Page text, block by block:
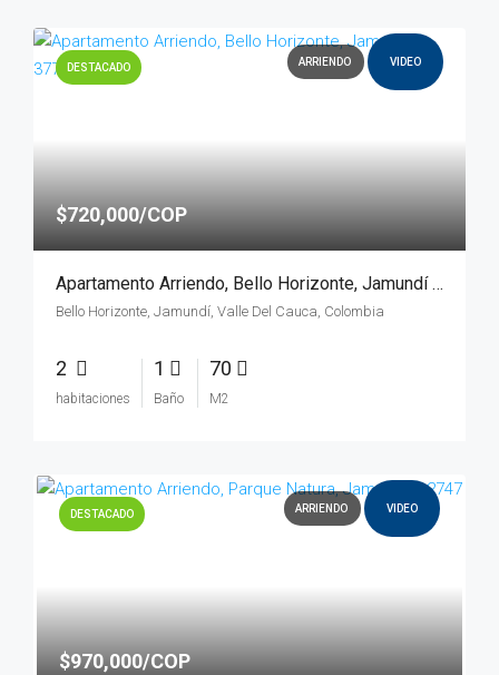
DESTACADO ARRIENDO VIDEO
$720,000/COP
Apartamento Arriendo, Bello Horizonte, Jamundí – 3773
Bello Horizonte, Jamundí, Valle Del Cauca, Colombia
2
habitaciones
1
Baño
70
M2
DESTACADO ARRIENDO VIDEO
$970,000/COP